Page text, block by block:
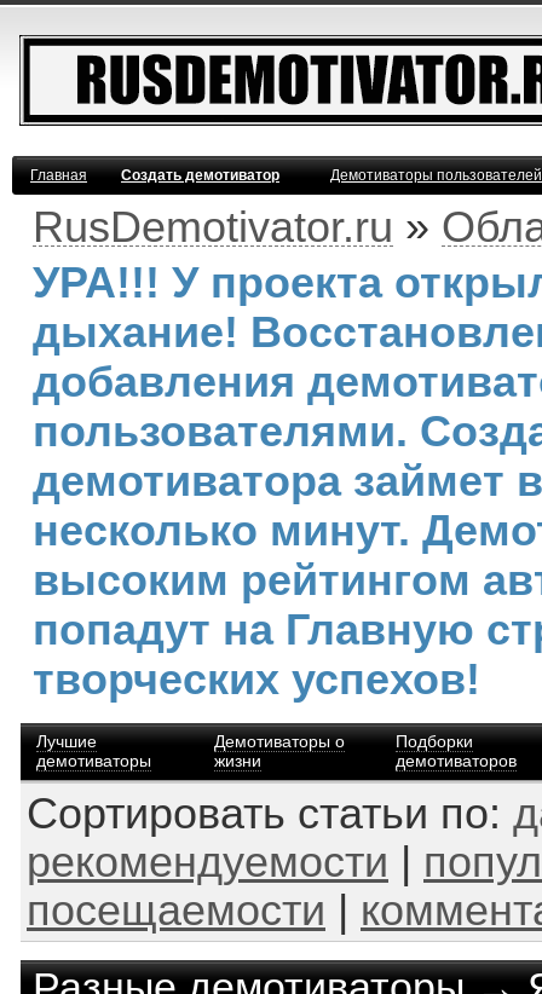
Главная Создать демотиватор Демотиваторы
RusDemotivator.ru »
УРА!!! У проекта
дыхание!
добавления
пользователями.
демотиватора займет
несколько минут.
высоким рейтингом
попадут на Главную
творческих успехов!
Лучшие
демотиваторы
Демотиваторы о
жизни
Подборки
демотиваторов
Сортировать статьи по:
рекомендуемости
посещаемости